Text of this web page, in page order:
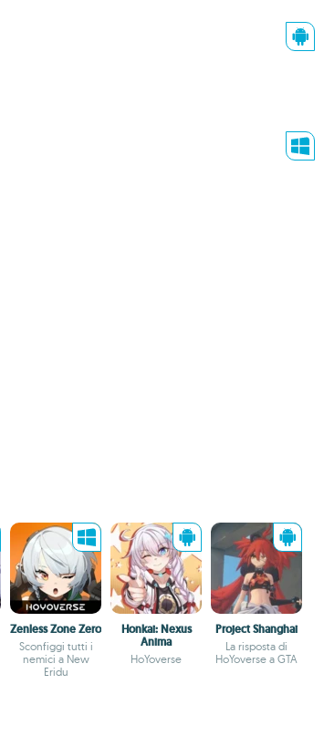
Zenless Zone Zero
Sconfiggi tutti i
nemici a New
Eridu
Honkai: Nexus
Anima
HoYoverse
Project Shanghai
La risposta di
HoYoverse a GTA